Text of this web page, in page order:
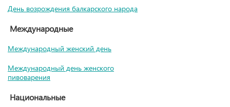
День возрождения балкарского народа
Международные
Международный женский день
Международный день женского
пивоварения
Национальные